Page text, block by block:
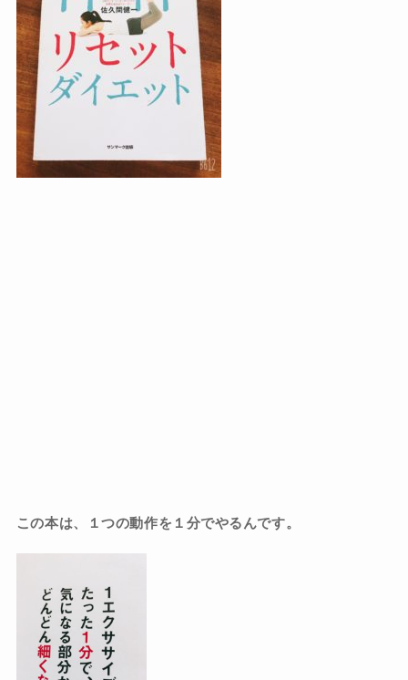
この本は、１つの動作を１分でやるんです。